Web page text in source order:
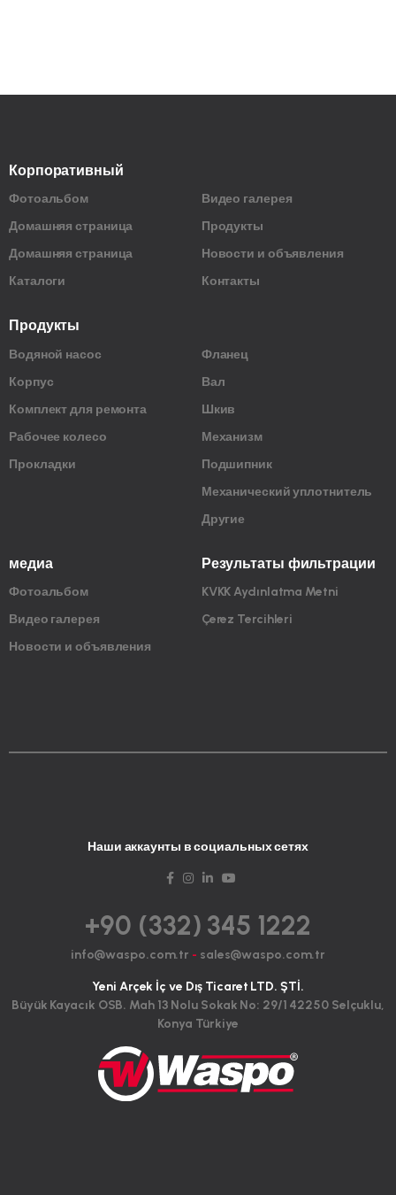
Корпоративный
Фотоальбом
Домашняя страница
Домашняя страница
Каталоги
Видео галерея
Продукты
Новости и объявления
Контакты
Продукты
Водяной насос
Корпус
Комплект для ремонта
Рабочее колесо
Прокладки
Фланец
Вал
Шкив
Механизм
Подшипник
Механический уплотнитель
Другие
медиа
Фотоальбом
Видео галерея
Новости и объявления
Результаты фильтрации
KVKK Aydınlatma Metni
Çerez Tercihleri
Наши аккаунты в социальных сетях
+90 (332) 345 1222
info@waspo.com.tr - sales@waspo.com.tr
Yeni Arçek İç ve Dış Ticaret LTD. ŞTİ.
Büyük Kayacık OSB. Mah 13 Nolu Sokak No: 29/1 42250 Selçuklu,
Konya Türkiye